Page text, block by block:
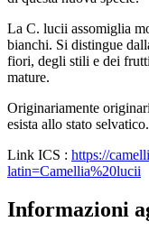
La C. lucii assomiglia
bianchi. Si distingue
fiori, degli stili e dei
mature.
Originariamente
esista allo stato selvatico.
Link ICS : https://
latin=Camellia%20lucii
Informazioni